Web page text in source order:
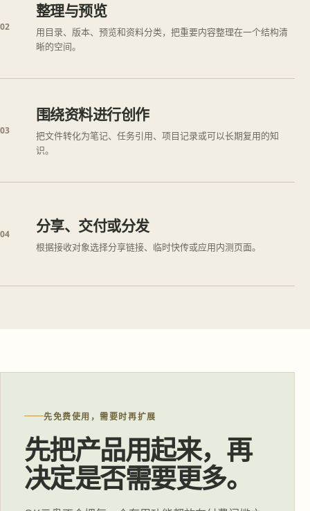
02
整理与预览
用目录、版本、预览和资料分类，把重要内容整理在一个结构清
晰的空间。
03
围绕资料进行创作
把文件转化为笔记、任务引用、项目记录或可以长期复用的知
识。
04 分享、交付或分发
根据接收对象选择分享链接、临时快传或应用内测页面。
先免费使用，需要时再扩展
先把产品用起来，再
决定是否需要更多。